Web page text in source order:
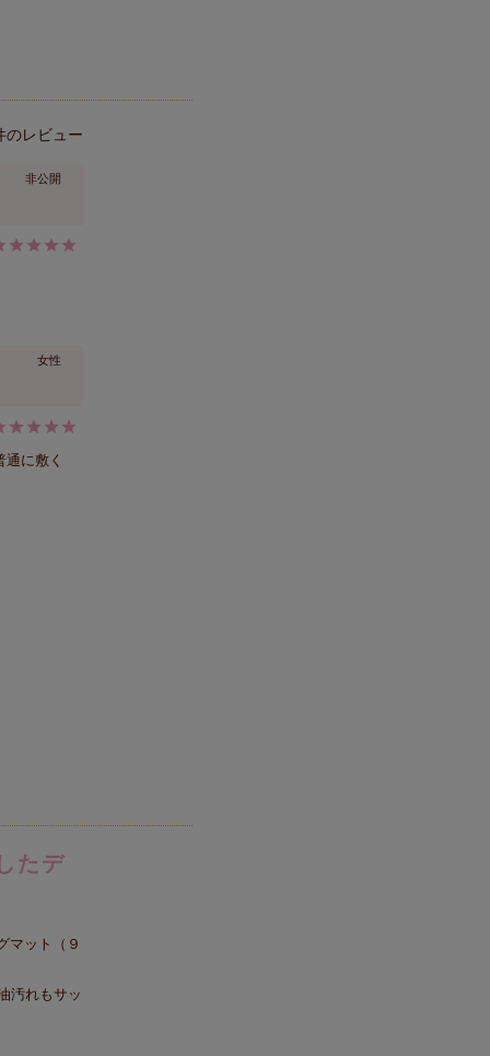
非公開
女性
に敷く
たデ
マット（９
汚れもサッ